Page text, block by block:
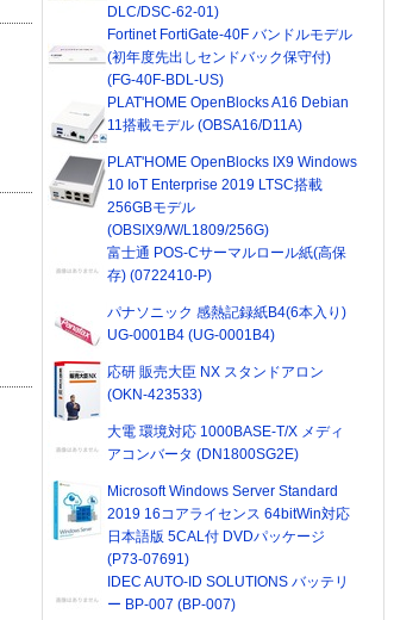
DLC/DSC-62-01)
Fortinet FortiGate-40F バンドルモデル
(初年度先出しセンドバック保守付)
(FG-40F-BDL-US)
PLAT'HOME OpenBlocks A16 Debian
11搭載モデル (OBSA16/D11A)
PLAT'HOME OpenBlocks IX9 Windows
10 IoT Enterprise 2019 LTSC搭載
256GBモデル
(OBSIX9/W/L1809/256G)
富士通 POS-Cサーマルロール紙(高保
存) (0722410-P)
パナソニック 感熱記録紙B4(6本入り)
UG-0001B4 (UG-0001B4)
応研 販売大臣 NX スタンドアロン
(OKN-423533)
大電 環境対応 1000BASE-T/X メディ
アコンバータ (DN1800SG2E)
Microsoft Windows Server Standard
2019 16コアライセンス 64bitWin対応
日本語版 5CAL付 DVDパッケージ
(P73-07691)
IDEC AUTO-ID SOLUTIONS バッテリ
ー BP-007 (BP-007)